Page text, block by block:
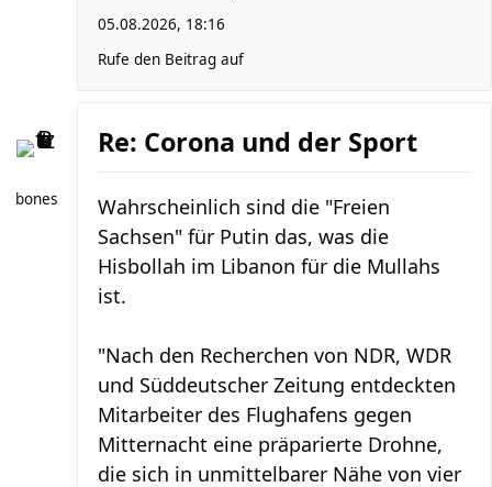
05.08.2026, 18:16
Rufe den Beitrag auf
bones
Re: Corona und der Sport
Wahrscheinlich sind die "Freien
Sachsen" für Putin das, was die
Hisbollah im Libanon für die Mullahs
ist.
"Nach den Recherchen von NDR, WDR
und Süddeutscher Zeitung entdeckten
Mitarbeiter des Flughafens gegen
Mitternacht eine präparierte Drohne,
die sich in unmittelbarer Nähe von vier